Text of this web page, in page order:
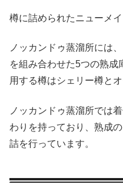
樽に詰められたニューメ
ノッカンドゥ蒸溜所には
を組み合わせた5つの熟成
用する樽はシェリー樽と
ノッカンドゥ蒸溜所では
わりを持っており、熟成
詰を行っています。